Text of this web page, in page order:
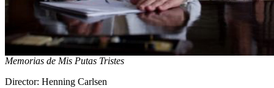
Memorias de Mis Putas Tristes
Director: Henning Carlsen